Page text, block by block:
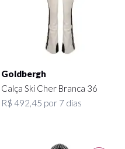
Goldbergh
Calça Ski Cher Branca 36
R$ 492,45 por 7 dias